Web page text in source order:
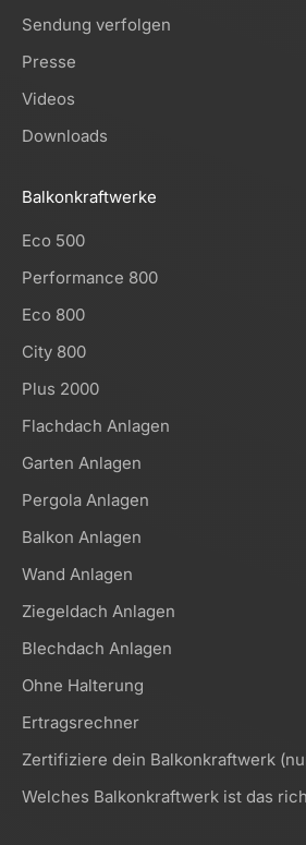
Sendung verfolgen
Presse
Videos
Downloads
Balkonkraftwerke
Eco 500
Performance 800
Eco 800
City 800
Plus 2000
Flachdach Anlagen
Garten Anlagen
Pergola Anlagen
Balkon Anlagen
Wand Anlagen
Ziegeldach Anlagen
Blechdach Anlagen
Ohne Halterung
Ertragsrechner
Zertifiziere dein Balkonkraftwerk
Welches Balkonkraftwerk ist das